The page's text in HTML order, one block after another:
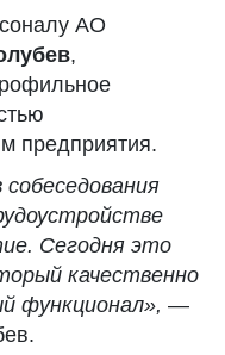
АО
,
предприятия.
Сегодня это
качественно
функционал», —